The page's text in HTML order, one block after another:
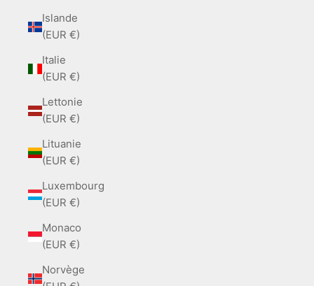
Islande
(EUR €)
Italie
(EUR €)
Lettonie
(EUR €)
Lituanie
(EUR €)
Luxembourg
(EUR €)
Monaco
(EUR €)
Norvège